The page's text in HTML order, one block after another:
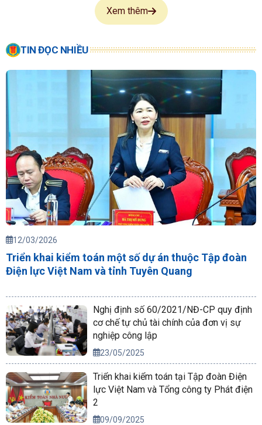
Xem thêm
TIN ĐỌC NHIỀU
12/03/2026
Triển khai kiểm toán một số dự án thuộc Tập đoàn
Điện lực Việt Nam và tỉnh Tuyên Quang
Nghị định số 60/2021/NĐ-CP quy định
cơ chế tự chủ tài chính của đơn vị sự
nghiệp công lập
23/05/2025
Triển khai kiểm toán tại Tập đoàn Điện
lực Việt Nam và Tổng công ty Phát điện
2
09/09/2025